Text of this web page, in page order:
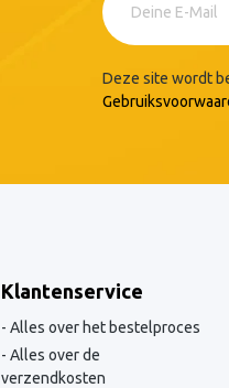
Deze site wordt
Klantenservice
Alles over het bestelproces
Alles over de
verzendkosten